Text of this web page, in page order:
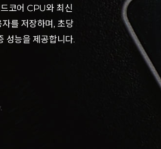
코어 CPU와 최신
를 저장하며, 초당
성능을 제공합니다.